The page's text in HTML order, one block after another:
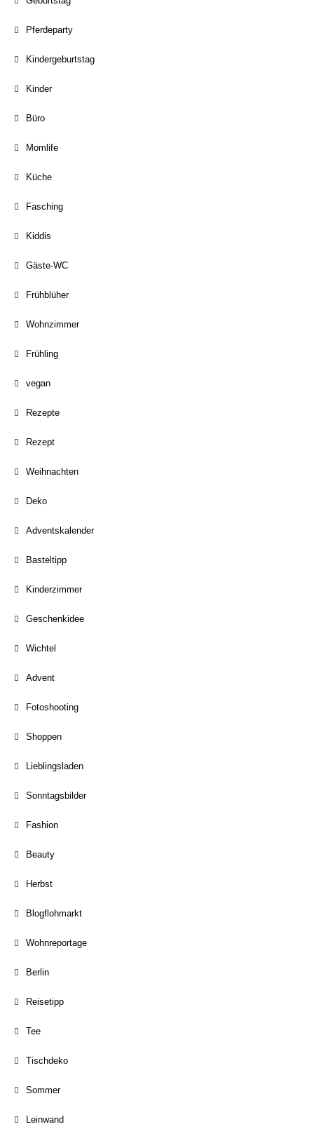
Pferdeparty
Kindergeburtstag
Kinder
Büro
Momlife
Küche
Fasching
Kiddis
Gäste-WC
Frühblüher
Wohnzimmer
Frühling
vegan
Rezepte
Rezept
Weihnachten
Deko
Adventskalender
Basteltipp
Kinderzimmer
Geschenkidee
Wichtel
Advent
Fotoshooting
Shoppen
Lieblingsladen
Sonntagsbilder
Fashion
Beauty
Herbst
Blogflohmarkt
Wohnreportage
Berlin
Reisetipp
Tee
Tischdeko
Sommer
Leinwand